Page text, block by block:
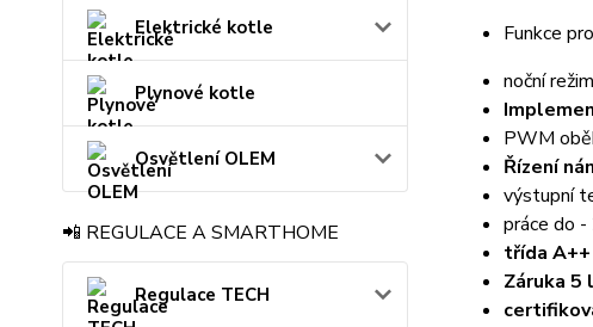
Elektrické kotle
Plynové kotle
Osvětlení OLEM
📲 REGULACE A SMARTHOME
Regulace TECH
Funkce
noční režim
PWM
Řízení
výstupní
práce do -
třída A++
Záruka 5